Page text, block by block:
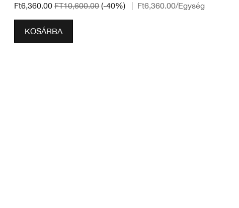
Ft6,360.00FT10,600.00 (-40%) Ft6,360.00/Egység
KOSÁRBA